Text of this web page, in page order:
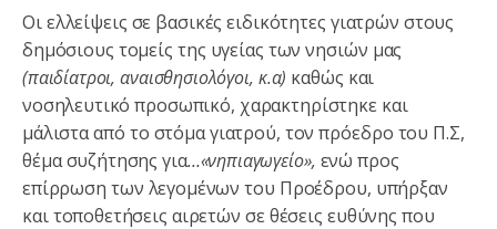
Οι ελλείψεις σε βασικές ειδικότητες γιατρών στους
δημόσιους τομείς της υγείας των νησιών μας
(παιδίατροι, αναισθησιολόγοι, κ.α) καθώς και
νοσηλευτικό προσωπικό, χαρακτηρίστηκε και
μάλιστα από το στόμα γιατρού, τον πρόεδρο του Π.Σ,
θέμα συζήτησης για…«νηπιαγωγείο», ενώ προς
επίρρωση των λεγομένων του Προέδρου, υπήρξαν
και τοποθετήσεις αιρετών σε θέσεις ευθύνης που